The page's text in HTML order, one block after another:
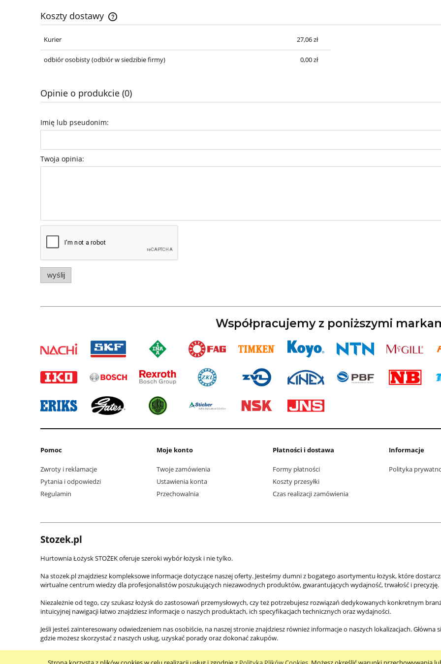
Koszty dostawy
płatności
Kurier 27,06 zł
odbiór osobisty(odbiór w siedzibie firmy) 0,00 zł
Opinie o produkcie (0)
Imię lub pseudonim:
Twoja opinia:
wyślij
Współpracujemy z poniższymi
Pomoc
Zwroty i reklamacje
Pytania i odpowiedzi
Regulamin
Moje konto
Twoje zamówienia
Ustawienia konta
Przechowalnia
Płatności i dostawa
Formy płatności
Koszty przesyłki
Czas realizacji zamówienia
Informacje
Polityka
Stozek.pl
Hurtownia Łożysk STOŻEK oferuje szeroki wybór łożysk i nie tylko.
Na stozek.pl znajdziesz kompleksowe informacje dotyczące naszej oferty. Jesteśmy dumni z bogatego asortymentu łożysk, które
wirtualne centrum wiedzy dla profesjonalistów poszukujących niezawodnych produktów, gwarantujących wydajność, trwałość i precyzję.
Niezależnie od tego, czy szukasz łożysk do zastosowań przemysłowych, czy też potrzebujesz rozwiązań dedykowanych konkretnym
intuicyjnej nawigacji łatwo znajdziesz informacje o naszych produktach, ich specyfikacjach technicznych oraz wydajności.
Jeśli jesteś zainteresowany odwiedzeniem nas osobiście, na naszej stronie znajdziesz również informacje o naszych lokalizacjach. Główna
gdzie możesz skorzystać z naszych usług, uzyskać porady oraz dokonać zakupów.